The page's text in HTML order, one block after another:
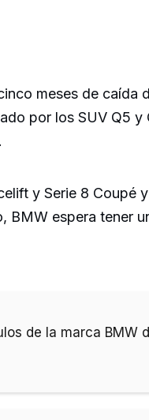
meses de caída
por los SUV Q5
y Serie 8 Coupé
BMW espera tener
de la marca BMW